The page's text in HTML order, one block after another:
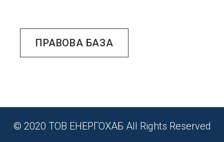
ПРАВОВА БАЗА
© 2020 ТОВ ЕНЕРГОХАБ All Rights Reserved